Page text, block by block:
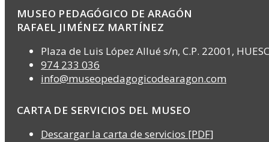
MUSEO PEDAGÓGICO DE ARAGÓN
RAFAEL JIMÉNEZ MARTÍNEZ
Plaza de Luis López Allué s/n, C.P. 22001,
974 233 036
info@museopedagogicodearagon.com
CARTA DE SERVICIOS DEL MUSEO
Descargar la carta de servicios [PDF]